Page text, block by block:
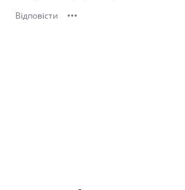
Відповісти •••